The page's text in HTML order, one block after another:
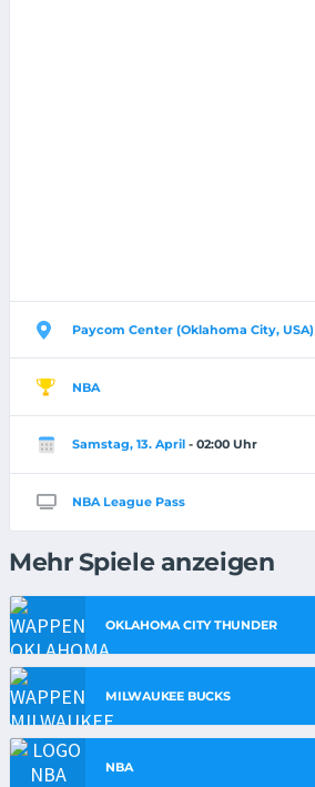
Paycom Center (Oklahoma City, USA)
NBA
Samstag, 13. April - 02:00 Uhr
NBA League Pass
Mehr Spiele anzeigen
OKLAHOMA CITY THUNDER
MILWAUKEE BUCKS
NBA